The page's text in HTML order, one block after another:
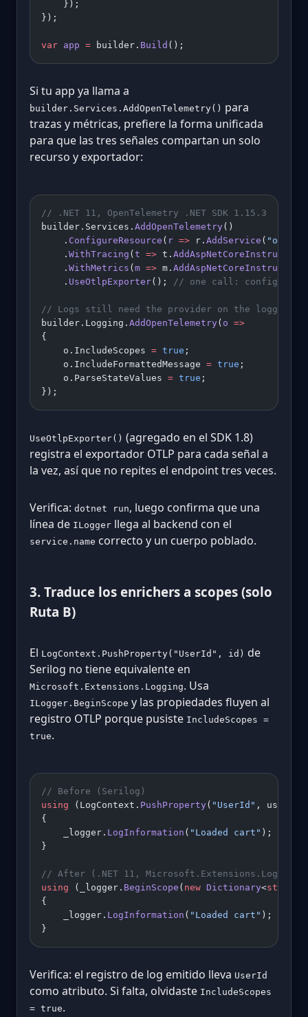
    });
});
var app = builder. Build ();
Si tu app ya llama a
builder.Services.AddOpenTelemetry() para
trazas y métricas, prefiere la forma unificada
para que las tres señales compartan un solo
recurso y exportador:
// .NET 11, OpenTelemetry .NET SDK 1.15.3
builder.Services. AddOpenTelemetry()
    .
ConfigureResource ( r => r. AddService (
    .
WithTracing (t => t.
    .
WithMetrics (m => m.
    .
UseOtlpExporter(); // one call: configures
// Logs still need the provider on the logging
builder.Logging. AddOpenTelemetry( o =>
{
    o.IncludeScopes
= true ;
    o.IncludeFormattedMessage
= true ;
    o.ParseStateValues
= true ;
});
UseOtlpExporter() (agregado en el SDK 1.8)
registra el exportador OTLP para cada señal a
la vez, así que no repites el endpoint tres veces.
Verifica: dotnet run, luego confirma que una
línea de ILogger llega al backend con el
service.name correcto y un cuerpo poblado.
3. Traduce los enrichers a scopes (solo
Ruta B)
El LogContext.PushProperty("UserId", id) de
Serilog no tiene equivalente en
Microsoft.Extensions.Logging. Usa
ILogger.BeginScope y las propiedades fluyen al
registro OTLP porque pusiste IncludeScopes =
true.
// Before (Serilog)
using (LogContext. PushProperty( "UserId" ,
{
    _logger.
LogInformation ( "Loaded cart" );
}
// After (.NET 11, Microsoft.Extensions.Logging)
using (_logger. BeginScope ( new Dictionary<string
{
    _logger.
LogInformation ( "Loaded cart" );
}
Verifica: el registro de log emitido lleva UserId
como atributo. Si falta, olvidaste IncludeScopes
= true.